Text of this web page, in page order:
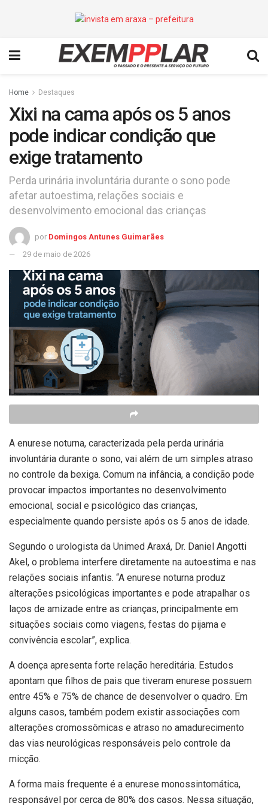
Home Destaques
Xixi na cama após os 5 anos
pode indicar condição que
exige tratamento
Perda urinária involuntária durante o sono pode
afetar autoestima, relações sociais e
desenvolvimento emocional das crianças
por Domingos Antunes Guimarães
29 de maio de 2026
A enurese noturna, caracterizada pela perda urinária
involuntária durante o sono, vai além de um simples atraso
no controle da bexiga. Comum na infância, a condição pode
provocar impactos importantes no desenvolvimento
emocional, social e psicológico das crianças,
especialmente quando persiste após os 5 anos de idade.
Segundo o urologista da Unimed Araxá, Dr. Daniel Angotti
Akel, o problema interfere diretamente na autoestima e nas
relações sociais infantis. “A enurese noturna produz
alterações psicológicas importantes e pode atrapalhar os
laços de amizade entre as crianças, principalmente em
situações sociais como viagens, festas do pijama e
convivência escolar”, explica.
A doença apresenta forte relação hereditária. Estudos
apontam que filhos de pais que tiveram enurese possuem
entre 45% e 75% de chance de desenvolver o quadro. Em
alguns casos, também podem existir associações com
alterações cromossômicas e atraso no amadurecimento
das vias neurológicas responsáveis pelo controle da
micção.
A forma mais frequente é a enurese monossintomática,
responsável por cerca de 80% dos casos. Nessa situação,